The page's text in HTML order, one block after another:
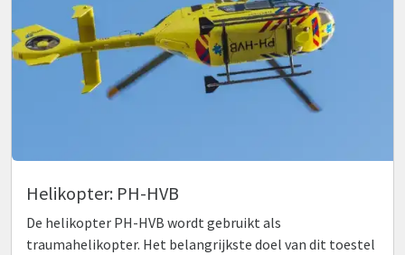
Helikopter: PH-HVB
De helikopter PH-HVB wordt gebruikt als
traumahelikopter. Het belangrijkste doel van dit toestel